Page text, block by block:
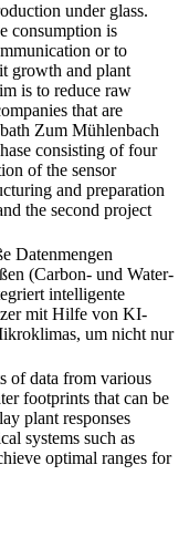
under glass.
consumption is
or to
growth and plant
is to reduce raw
that are
Zum Mühlenbach
consisting of four
of the sensor
and preparation
the second project
Datenmengen
(Carbon- und Water-
intelligente
mit Hilfe von KI-
um nicht nur
of data from various
footprints that can be
plant responses
systems such as
optimal ranges for